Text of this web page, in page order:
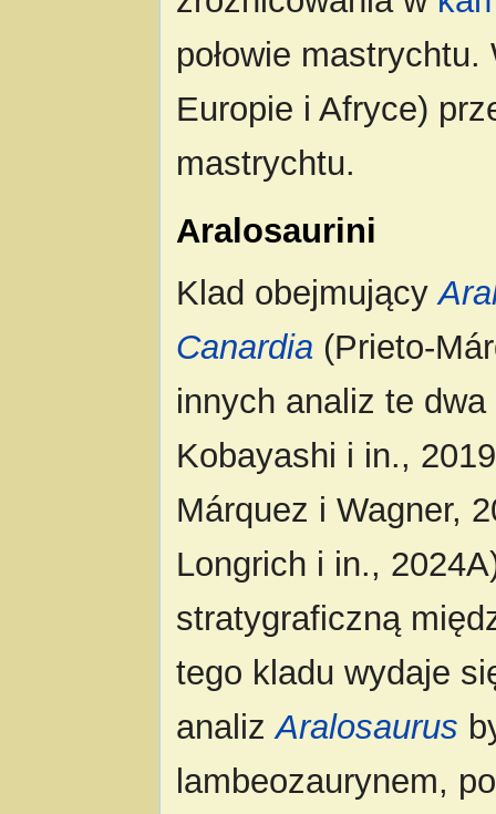
połowie
Europie i Afryce)
mastrychtu.
Aralosaurini
Klad obejmujący
Canardia (Prieto-
innych analiz te
Kobayashi i in.,
Márquez i Wagner,
Longrich i in.,
stratygraficzną
tego kladu wydaje
analizAralosaurus
lambeozaurynem,